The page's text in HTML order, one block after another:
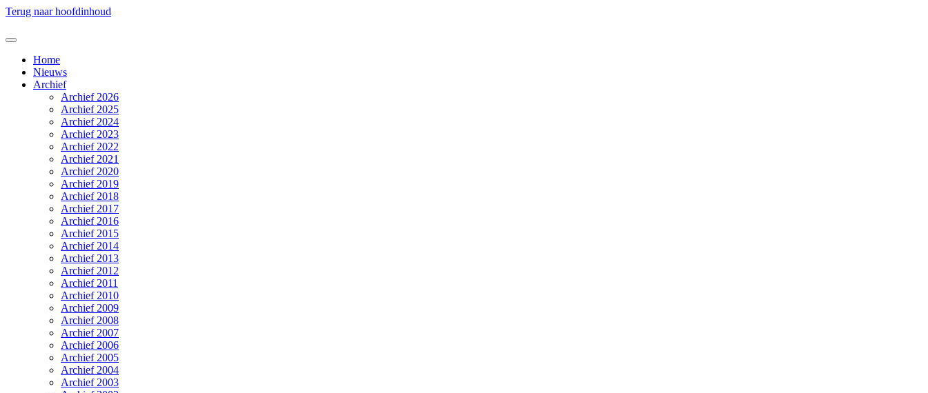
Terug naar hoofdinhoud
Home
Nieuws
Archief
Archief 2026
Archief 2025
Archief 2024
Archief 2023
Archief 2022
Archief 2021
Archief 2020
Archief 2019
Archief 2018
Archief 2017
Archief 2016
Archief 2015
Archief 2014
Archief 2013
Archief 2012
Archief 2011
Archief 2010
Archief 2009
Archief 2008
Archief 2007
Archief 2006
Archief 2005
Archief 2004
Archief 2003